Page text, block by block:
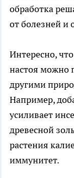
обработка
от болезней и
Интересно,
настоя можно
другими
Например,
усиливает
древесной
растения
иммунитет.